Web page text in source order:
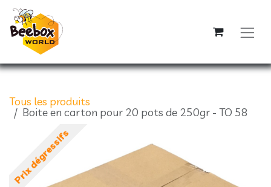
Se rendre au contenu
Tous les produits
Boite en carton pour 20 pots de 250gr - TO 58
Prix dégressifs